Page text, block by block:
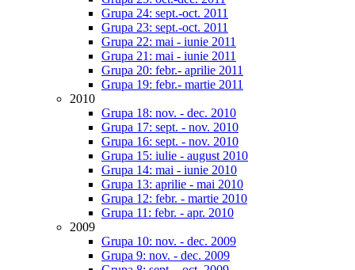
Grupa 24: sept.-oct. 2011
Grupa 23: sept.-oct. 2011
Grupa 22: mai - iunie 2011
Grupa 21: mai - iunie 2011
Grupa 20: febr.- aprilie 2011
Grupa 19: febr.- martie 2011
2010
Grupa 18: nov. - dec. 2010
Grupa 17: sept. - nov. 2010
Grupa 16: sept. - nov. 2010
Grupa 15: iulie - august 2010
Grupa 14: mai - iunie 2010
Grupa 13: aprilie - mai 2010
Grupa 12: febr. - martie 2010
Grupa 11: febr. - apr. 2010
2009
Grupa 10: nov. - dec. 2009
Grupa 9: nov. - dec. 2009